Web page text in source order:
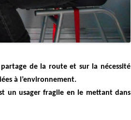
de la route et sur la nécessité
à l’environnement.
un usager fragile en le mettant dans